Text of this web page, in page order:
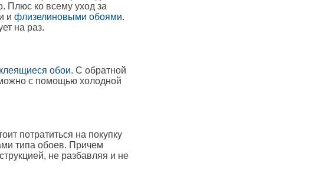
Плюс ко всему уход за
и флизелиновыми обоями.
на раз.
обои. С обратной
с помощью холодной
потратиться на покупку
типа обоев. Причем
не разбавляя и не